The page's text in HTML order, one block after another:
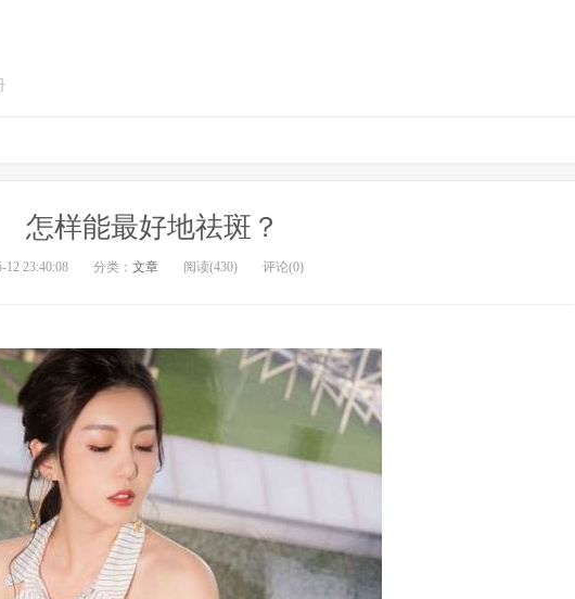
怎样能最好地祛斑？
12 23:40:08 分类： 文章 阅读(430) 评论(0)